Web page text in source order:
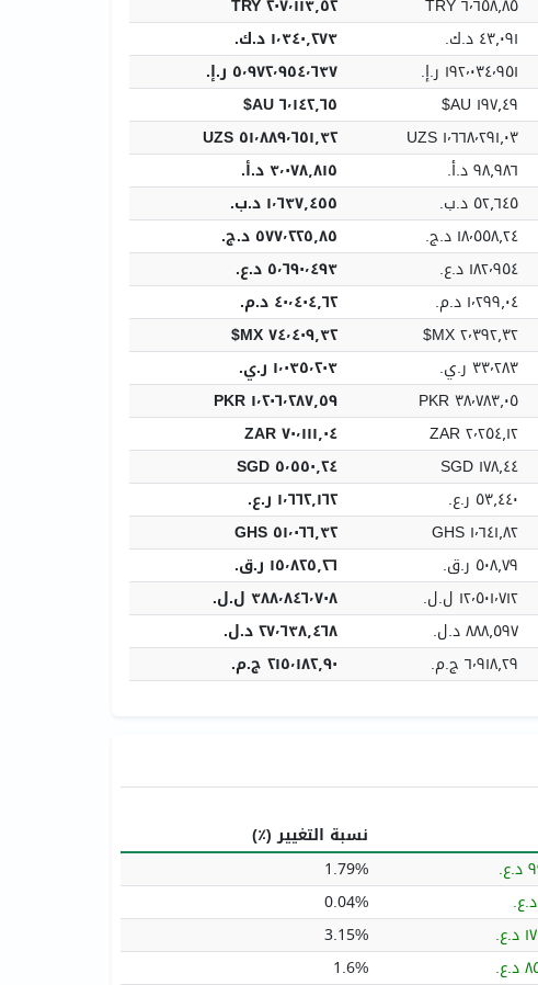
٦٬٦٥٨٫٨٥ TRY
٢٠٧٬١١٣٫٥٢ TRY
٤٣٫٠٩١ د.ك.‏
١٬٣٤٠٫٢٧٣ د.ك.‏
١٩٢٬٠٣٤٬٩٥١ ر.إ.
٥٬٩٧٢٬٩٥٤٬٦٣٧ ر.إ.
١٩٧٫٤٩ AU$
٦٬١٤٢٫٦٥ AU$
١٬٦٦٨٬٢٩١٫٠٣ UZS
٥١٬٨٨٩٬٦٥١٫٣٢ UZS
٩٨٫٩٨٦ د.أ.‏
٣٬٠٧٨٫٨١٥ د.أ.‏
٥٢٫٦٤٥ د.ب.‏
١٬٦٣٧٫٤٥٥ د.ب.‏
١٨٬٥٥٨٫٢٤ د.ج.‏
٥٧٧٬٢٢٥٫٨٥ د.ج.‏
١٨٢٬٩٥٤ د.ع.‏
٥٬٦٩٠٬٤٩٣ د.ع.‏
١٬٢٩٩٫٠٤ د.م.‏
٤٠٬٤٠٤٫٦٢ د.م.‏
٢٬٣٩٢٫٣٢ MX$
٧٤٬٤٠٩٫٣٢ MX$
٣٣٬٢٨٣ ر.ي.‏
١٬٠٣٥٬٢٠٣ ر.ي.‏
٣٨٬٧٨٣٫٠٥ PKR
١٬٢٠٦٬٢٨٧٫٥٩ PKR
٢٬٢٥٤٫١٢ ZAR
٧٠٬١١١٫٠٤ ZAR
١٧٨٫٤٤ SGD
٥٬٥٥٠٫٢٤ SGD
٥٣٫٤٤٠ ر.ع.‏
١٬٦٦٢٫١٦٢ ر.ع.‏
١٬٦٤١٫٨٢ GHS
٥١٬٠٦٦٫٣٢ GHS
٥٠٨٫٧٩ ر.ق.‏
١٥٬٨٢٥٫٢٦ ر.ق.‏
١٢٬٥٠١٬٧١٢ ل.ل.‏
٣٨٨٬٨٤٦٬٧٠٨ ل.ل.‏
٨٨٨٫٥٩٧ د.ل.‏
٢٧٬٦٣٨٫٤٦٨ د.ل.‏
٦٬٩١٨٫٢٩ ج.م.‏ ٢١٥٬١٨٢٫٩٠ ج.م.‏
نسبة التغيير (٪)
1.79%
0.04%
3.15%
1.6%